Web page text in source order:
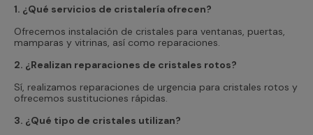
1. ¿Qué servicios de cristalería ofrecen?
Ofrecemos instalación de cristales para ventanas, puertas,
mamparas y vitrinas, así como reparaciones.
2. ¿Realizan reparaciones de cristales rotos?
Sí, realizamos reparaciones de urgencia para cristales rotos y
ofrecemos sustituciones rápidas.
3. ¿Qué tipo de cristales utilizan?